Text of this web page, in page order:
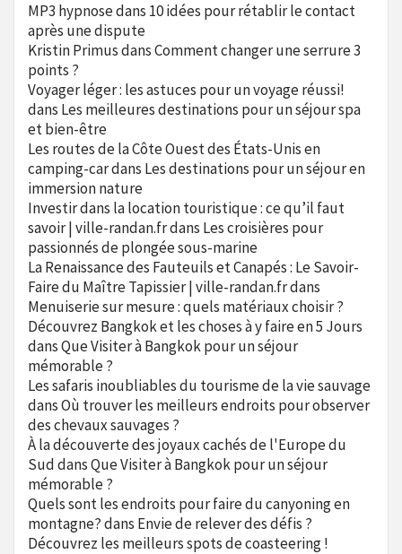
MP3 hypnosedans 10 idées pour rétablir le contact
après une dispute
Kristin PrimusdansComment changer une serrure 3
points ?
Voyager léger : les astuces pour un voyage réussi!
dans Les meilleures destinations pour un séjour spa
et bien-être
Les routes de la Côte Ouest des États-Unis en
camping-cardans Les destinations pour un séjour en
immersion nature
Investir dans la location touristique : ce qu’il faut
savoir | ville-randan.frdans Les croisières pour
passionnés de plongée sous-marine
La Renaissance des Fauteuils et Canapés : Le Savoir-
Faire du Maître Tapissier | ville-randan.frdans
Menuiserie sur mesure : quels matériaux choisir ?
Découvrez Bangkok et les choses à y faire en 5 Jours
dansQue Visiter à Bangkok pour un séjour
mémorable ?
Les safaris inoubliables du tourisme de la vie sauvage
dansOù trouver les meilleurs endroits pour observer
des chevaux sauvages ?
À la découverte des joyaux cachés de l'Europe du
SuddansQue Visiter à Bangkok pour un séjour
mémorable ?
Quels sont les endroits pour faire du canyoning en
montagne?dans Envie de relever des défis ?
Découvrez les meilleurs spots de coasteering !